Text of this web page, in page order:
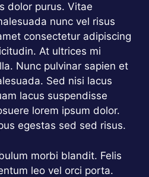
dolor purus. Vitae
nunc vel risus
consectetur adipiscing
At ultrices mi
Nunc pulvinar sapien et
Sed nisi lacus
lacus suspendisse
lorem ipsum dolor.
egestas sed sed risus.
morbi blandit. Felis
leo vel orci porta.